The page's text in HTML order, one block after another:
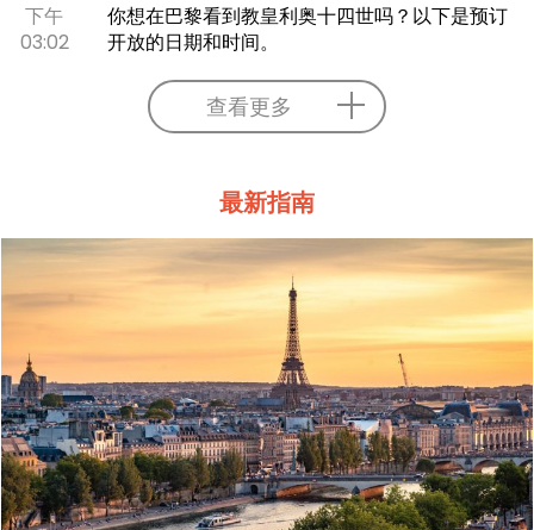
下午
03:02
你想在巴黎看到教皇利奥十四世吗？以下是预订
开放的日期和时间。
查看更多
最新指南